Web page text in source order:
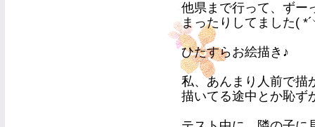
他県まで行って、ずー
まったりしてました(
ひたすらお絵描き♪
私、あんまり人前で描
描いてる途中とか恥